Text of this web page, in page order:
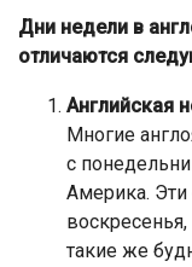
Дни недели в
отличаются
Английская
Многие
с
Америка. Эти
такие же